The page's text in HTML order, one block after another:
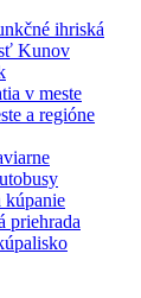
ihriská
Kunov
v meste
a regióne
priehrada